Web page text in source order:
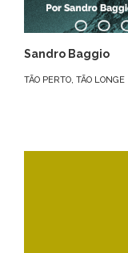
Sandro Baggio
TÃO PERTO, TÃO LONGE